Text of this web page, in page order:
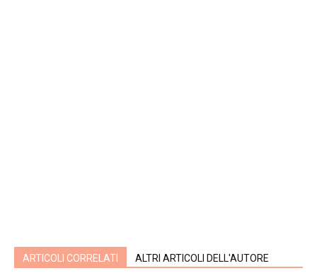
ARTICOLI CORRELATI ALTRI ARTICOLI DELL'AUTORE